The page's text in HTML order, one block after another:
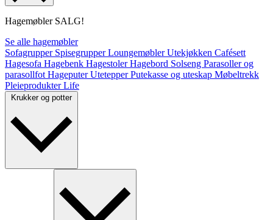
Hagemøbler SALG!
Se alle hagemøbler
Sofagrupper SpisegrupperLoungemøblerUtekjøkken Cafésett
Hagesofa Hagebenk HagestolerHagebord Solseng Parasoller og
parasollfot HageputerUtetepperPutekasse og uteskap Møbeltrekk
PleieprodukterLife
Krukker og potter